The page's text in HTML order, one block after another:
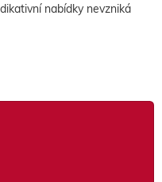
nabídky nevzniká